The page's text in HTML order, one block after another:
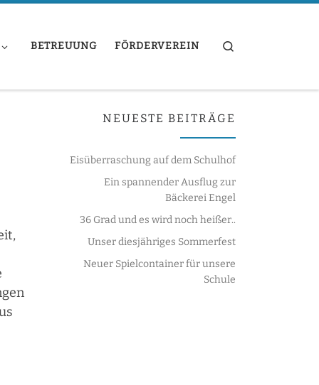
BETREUUNG FÖRDERVEREIN
NEUESTE BEITRÄGE
Eisüberraschung auf dem Schulhof
Ein spannender Ausflug zur
Bäckerei Engel
36 Grad und es wird noch heißer..
Unser diesjähriges Sommerfest
Neuer Spielcontainer für unsere
Schule